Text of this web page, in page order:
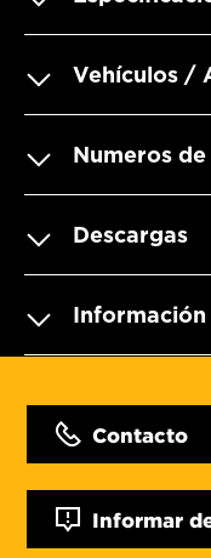
Vehículos /
Numeros
Descargas
Información
Contacto
Informar